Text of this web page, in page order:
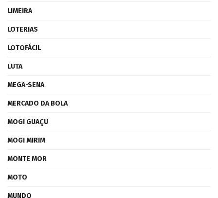
LIMEIRA
LOTERIAS
LOTOFÁCIL
LUTA
MEGA-SENA
MERCADO DA BOLA
MOGI GUAÇU
MOGI MIRIM
MONTE MOR
MOTO
MUNDO